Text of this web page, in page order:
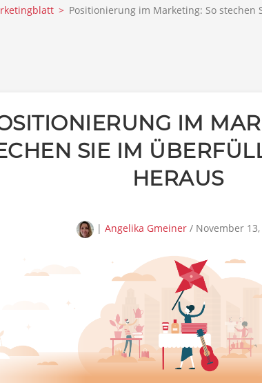
Positionierung im Marketing: So
IM
SIE IM
HERAUS
|Angelika Gmeiner / November 13,